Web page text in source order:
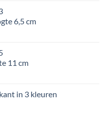
6,5 cm
11 cm
in 3 kleuren